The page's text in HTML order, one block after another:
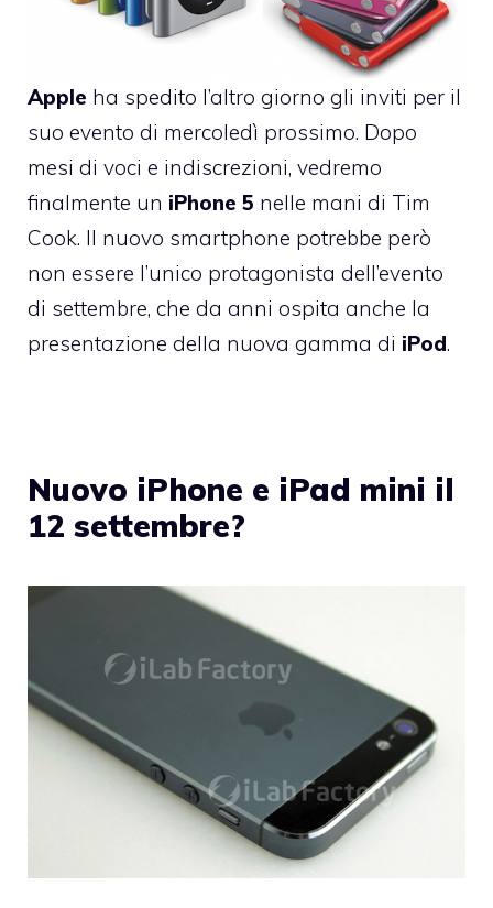
Apple ha spedito l’altro giorno gli inviti per il
suo evento di mercoledì prossimo. Dopo
mesi di voci e indiscrezioni, vedremo
finalmente un iPhone 5 nelle mani di Tim
Cook. Il nuovo smartphone potrebbe però
non essere l’unico protagonista dell’evento
di settembre, che da anni ospita anche la
presentazione della nuova gamma di iPod.
Nuovo iPhone e iPad mini il
12 settembre?